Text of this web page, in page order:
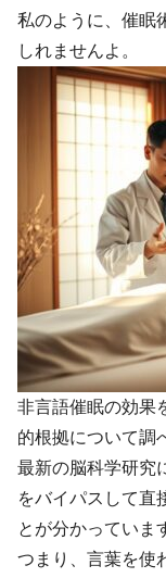
私のように、催眠
しれませんよ。
非言語催眠の効果
的根拠について調
最新の脳科学研究
をバイパスして直
とが分かっていま
つまり、言葉を使